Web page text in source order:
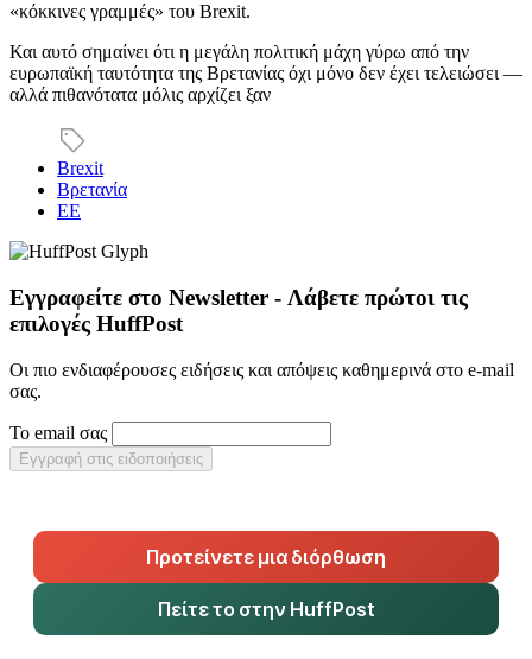
«κόκκινες γραμμές» του Brexit.
Και αυτό σημαίνει ότι η μεγάλη πολιτική μάχη γύρω από την
ευρωπαϊκή ταυτότητα της Βρετανίας όχι μόνο δεν έχει τελειώσει —
αλλά πιθανότατα μόλις αρχίζει ξαν
Brexit
Βρετανία
ΕΕ
Εγγραφείτε στο Newsletter - Λάβετε πρώτοι τις
επιλογές HuffPost
Οι πιο ενδιαφέρουσες ειδήσεις και απόψεις καθημερινά στο e-mail
σας.
Το email σας
Εγγραφή στις ειδοποιήσεις
Προτείνετε μια διόρθωση
Πείτε το στην HuffPost